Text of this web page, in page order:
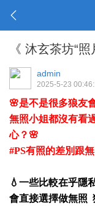
《 沐玄茶坊“照
admin
2025-5-23
🌸是不是很多狼友
無照小姐都沒有看
心？🌸
#PS有照的差別跟
💧一些比較在乎隱
會直接選擇做無照